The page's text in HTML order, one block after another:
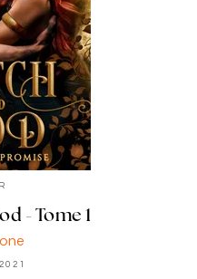
- Tome 1